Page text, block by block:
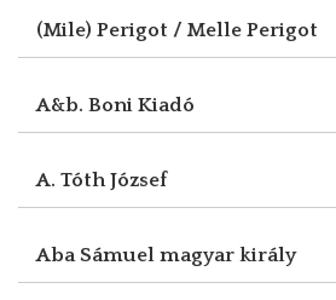
(Mile) Perigot / Melle Perigot
A&b. Boni Kiadó
A. Tóth József
Aba Sámuel magyar király